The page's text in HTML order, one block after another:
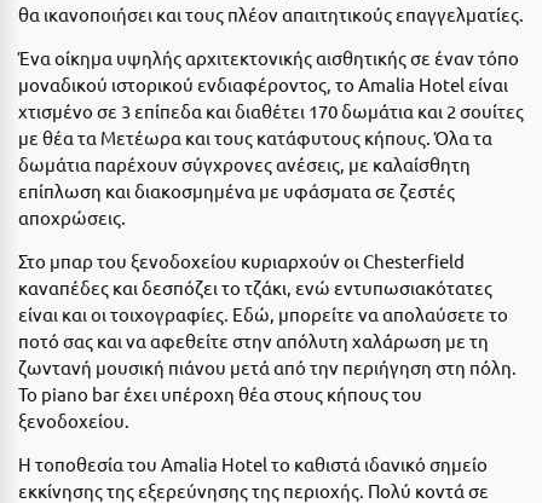
Ελούντα Κρήτης
Ερέτρια
Ερμιόνη
Εύβοια
Ευρυτανία
Ζ
Ζαγοροχώρια
Ζάκυνθος
Η
Ηλεία
θα ικανοποιήσει και τους πλέον απαιτητικούς επαγγελματίες.
Ένα οίκημα υψηλής αρχιτεκτονικής αισθητικής σε έναν τόπο
μοναδικού ιστορικού ενδιαφέροντος, το Amalia Hotel είναι
χτισμένο σε 3 επίπεδα και διαθέτει 170 δωμάτια και 2 σουίτες
με θέα τα Μετέωρα και τους κατάφυτους κήπους. Όλα τα
δωμάτια παρέχουν σύγχρονες ανέσεις, με καλαίσθητη
επίπλωση και διακοσμημένα με υφάσματα σε ζεστές
αποχρώσεις.
Στο μπαρ του ξενοδοχείου κυριαρχούν οι Chesterfield
καναπέδες και δεσπόζει το τζάκι, ενώ εντυπωσιακότατες
είναι και οι τοιχογραφίες. Εδώ, μπορείτε να απολαύσετε το
ποτό σας και να αφεθείτε στην απόλυτη χαλάρωση με τη
ζωντανή μουσική πιάνου μετά από την περιήγηση στη πόλη.
Το piano bar έχει υπέροχη θέα στους κήπους του
ξενοδοχείου.
Η τοποθεσία του Amalia Hotel το καθιστά ιδανικό σημείο
εκκίνησης της εξερεύνησης της περιοχής. Πολύ κοντά σε